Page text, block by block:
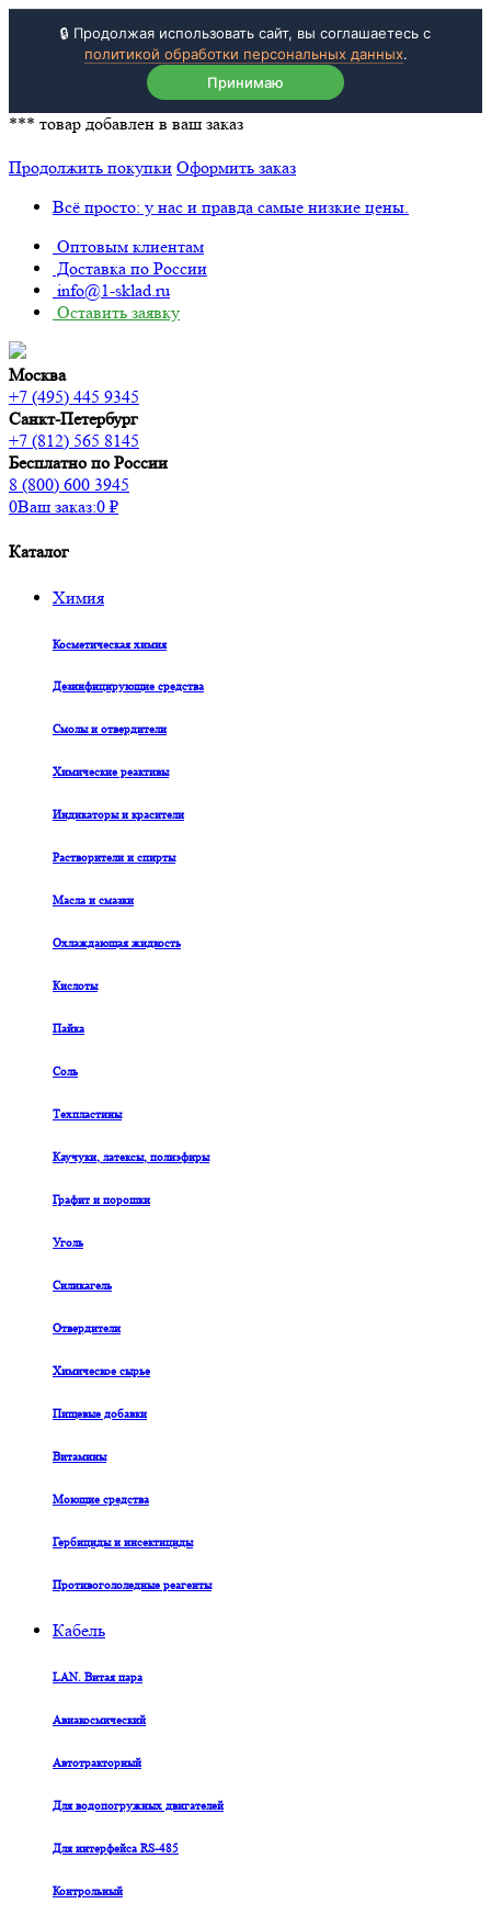
🔒 Продолжая использовать сайт, вы соглашаетесь с
политикой обработки персональных данных.
Принимаю
*** товар добавлен в ваш заказ
Продолжить покупки Оформить заказ
Всё просто: у нас и правда самые низкие цены.
Оптовым клиентам
Доставка по России
info@1-sklad.ru
Оставить заявку
Москва
+7 (495) 445 9345
Санкт-Петербург
+7 (812) 565 8145
Бесплатно по России
8 (800) 600 3945
0Ваш заказ:0 ₽
Каталог
Химия
Косметическая химия
Дезинфицирующие средства
Смолы и отвердители
Химические реактивы
Индикаторы и красители
Растворители и спирты
Масла и смазки
Охлаждающая жидкость
Кислоты
Пайка
Соль
Техпластины
Каучуки, латексы, полиэфиры
Графит и порошки
Уголь
Силикагель
Отвердители
Химическое сырье
Пищевые добавки
Витамины
Моющие средства
Гербициды и инсектициды
Противогололедные реагенты
Кабель
LAN. Витая пара
Авиакосмический
Автотракторный
Для водопогружных двигателей
Для интерфейса RS-485
Контрольный